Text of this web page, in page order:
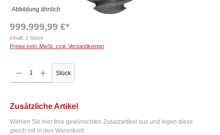
Abbildung ähnlich
999.999,99 €*
Inhalt: 1 Stück
Preise exkl. MwSt. zzgl. Versandkosten
Produkt Anzahl: Gib den gewünschten Wert ein oder benutze die Schaltflächen um die
Stück
Zusätzliche Artikel
Wählen Sie hier Ihre gewünschten Zusatzartikel aus und legen diese
gleich mit in den Warenkorb.